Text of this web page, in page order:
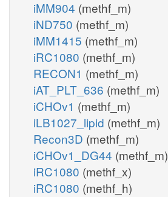
iMM904 (methf_m)
iND750 (methf_m)
iMM1415 (methf_m)
iRC1080 (methf_m)
RECON1 (methf_m)
iAT_PLT_636 (methf_m)
iCHOv1 (methf_m)
iLB1027_lipid (methf_m)
Recon3D (methf_m)
iCHOv1_DG44 (methf_m)
iRC1080 (methf_x)
iRC1080 (methf_h)